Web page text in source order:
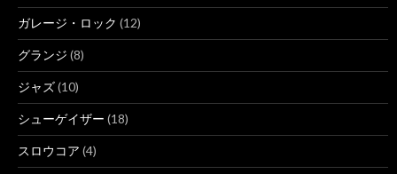
ガレージ・ロック (12)
グランジ (8)
ジャズ(10)
シューゲイザー (18)
スロウコア (4)